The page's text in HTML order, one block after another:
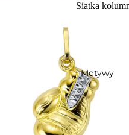
Motywy
Siatka